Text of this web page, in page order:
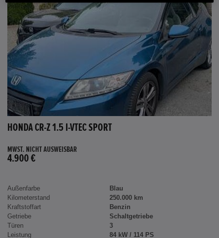
HONDA CR-Z 1.5 I-VTEC SPORT
MWST. NICHT AUSWEISBAR
4.900 €
Außenfarbe
Blau
Kilometerstand
250.000 km
Kraftstoffart
Benzin
Getriebe
Schaltgetriebe
Türen
3
Leistung
84 kW / 114 PS